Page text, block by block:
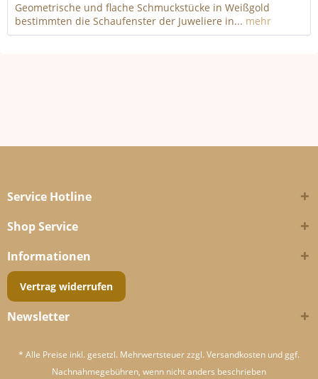
Geometrische und flache Schmuckstücke in Weißgold
bestimmten die Schaufenster der Juweliere in... mehr
Service Hotline
Shop Service
Informationen
Vertrag widerrufen
Newsletter
* Alle Preise inkl. gesetzl. Mehrwertsteuer zzgl. Versandkosten und ggf.
Nachnahmegebühren, wenn nicht anders beschrieben